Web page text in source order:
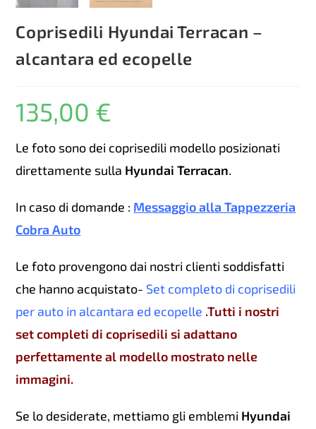
Coprisedili Hyundai Terracan –
alcantara ed ecopelle
135,00 €
Le foto sono dei coprisedili modello posizionati
direttamente sulla Hyundai Terracan.
In caso di domande : Messaggio alla Tappezzeria
Cobra Auto
Le foto provengono dai nostri clienti soddisfatti
che hanno acquistato- Set completo di coprisedili
per auto in alcantara ed ecopelle .Tutti i nostri
set completi di coprisedili si adattano
perfettamente al modello mostrato nelle
immagini.
Se lo desiderate, mettiamo gli emblemi Hyundai